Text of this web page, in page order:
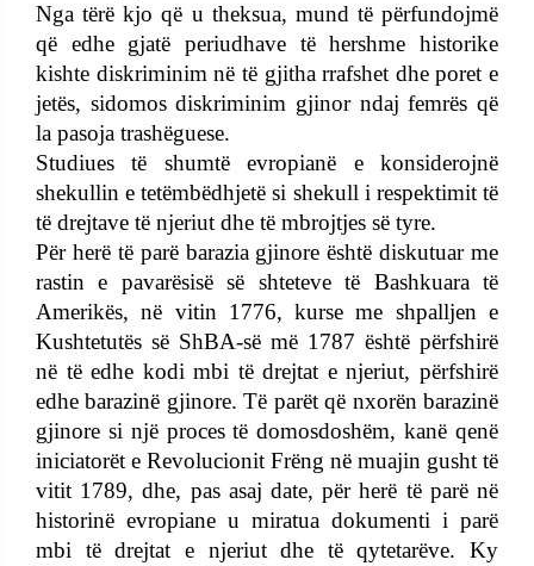
Nga tërë kjo që u theksua, mund të përfundojmë
që edhe gjatë periudhave të hershme historike
kishte diskriminim në të gjitha rrafshet dhe poret e
jetës, sidomos diskriminim gjinor ndaj femrës që
la pasoja trashëguese.
Studiues të shumtë evropianë e konsiderojnë
shekullin e tetëmbëdhjetë si shekull i respektimit të
të drejtave të njeriut dhe të mbrojtjes së tyre.
Për herë të parë barazia gjinore është diskutuar me
rastin e pavarësisë së shteteve të Bashkuara të
Amerikës, në vitin 1776, kurse me shpalljen e
Kushtetutës së ShBA-së më 1787 është përfshirë
në të edhe kodi mbi të drejtat e njeriut, përfshirë
edhe barazinë gjinore. Të parët që nxorën barazinë
gjinore si një proces të domosdoshëm, kanë qenë
iniciatorët e Revolucionit Frëng në muajin gusht të
vitit 1789, dhe, pas asaj date, për herë të parë në
historinë evropiane u miratua dokumenti i parë
mbi të drejtat e njeriut dhe të qytetarëve. Ky